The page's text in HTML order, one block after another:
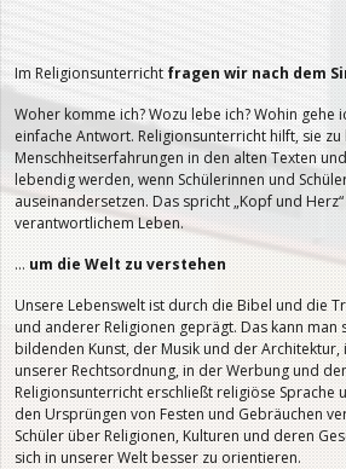
Im Religionsunterricht fragen wir nach dem
Woher komme ich? Wozu lebe ich? Wohin gehe
einfache Antwort. Religionsunterricht hilft, sie
Menschheitserfahrungen in den alten Texten
lebendig werden, wenn Schülerinnen und
auseinandersetzen. Das spricht „Kopf und
verantwortlichem Leben.
… um die Welt zu verstehen
Unsere Lebenswelt ist durch die Bibel und die
und anderer Religionen geprägt. Das kann
bildenden Kunst, der Musik und der Architektur,
unserer Rechtsordnung, in der Werbung und
Religionsunterricht erschließt religiöse Sprache
den Ursprüngen von Festen und Gebräuchen
Schüler über Religionen, Kulturen und deren
sich in unserer Welt besser zu orientieren.